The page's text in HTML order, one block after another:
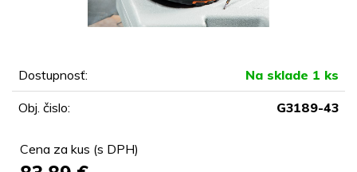
Dostupnosť: Na sklade 1 ks
Obj. čislo: G3189-43
Cena za kus (s DPH)